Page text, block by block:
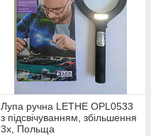
Лупа ручна LETHE OPL0533
з підсвічуванням, збільшення
3х, Польща